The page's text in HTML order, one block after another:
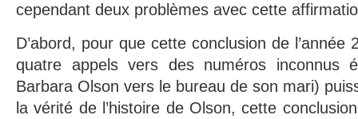
cependant deux problèmes avec cette
D’abord, pour que cette conclusion de
quatre appels vers des numéros inconnus
Barbara Olson vers le bureau de son mari)
la vérité de l’histoire de Olson, cette